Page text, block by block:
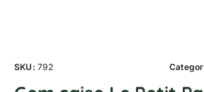
SKU:792